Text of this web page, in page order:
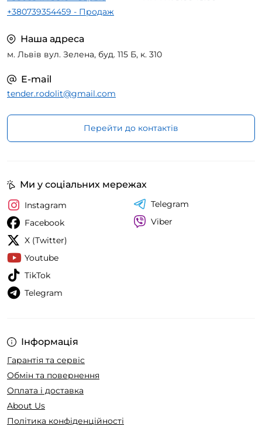
+380739354459 - Продаж
Наша адреса
м. Львів вул. Зелена, буд. 115 Б, к. 310
E-mail
tender.rodolit@gmail.com
Перейти до контактів
Інформація
Гарантія та сервіс
Обмін та повернення
Оплата і доставка
About Us
Політика конфіденційності
Ми у соціальних мережах
Instagram
Facebook
X (Twitter)
Youtube
TikTok
Telegram
Telegram
Viber